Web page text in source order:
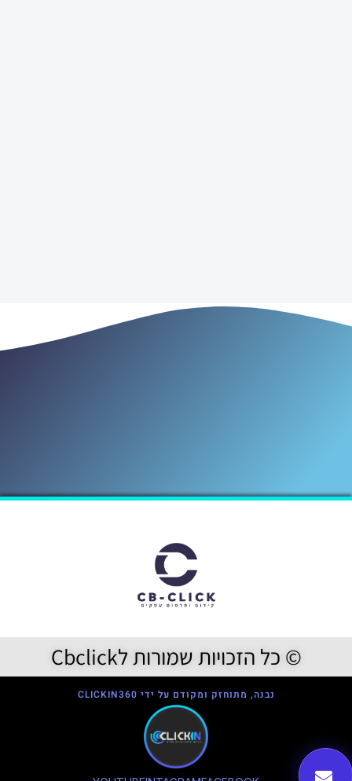
© כל הזכויות שמורות לCbclick
נבנה, מתוחזק ומקודם על ידי CLICKIN360